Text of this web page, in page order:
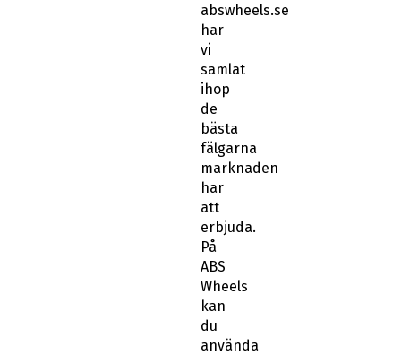
abswheels.se
har
vi
samlat
ihop
de
bästa
fälgarna
marknaden
har
att
erbjuda.
På
ABS
Wheels
kan
du
använda